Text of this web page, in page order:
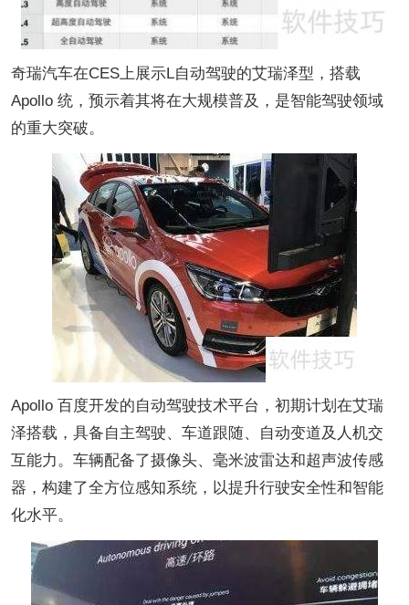
奇瑞汽车在CES上展示L自动驾驶的艾瑞泽型，搭载
Apollo 统，预示着其将在大规模普及，是智能驾驶领域
的重大突破。
Apollo 百度开发的自动驾驶技术平台，初期计划在艾瑞
泽搭载，具备自主驾驶、车道跟随、自动变道及人机交
互能力。车辆配备了摄像头、毫米波雷达和超声波传感
器，构建了全方位感知系统，以提升行驶安全性和智能
化水平。